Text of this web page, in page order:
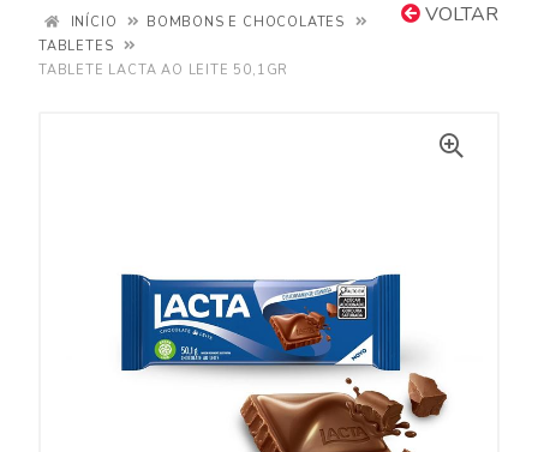
VOLTAR
INÍCIO
BOMBONS E CHOCOLATES
TABLETES
TABLETE LACTA AO LEITE 50,1GR